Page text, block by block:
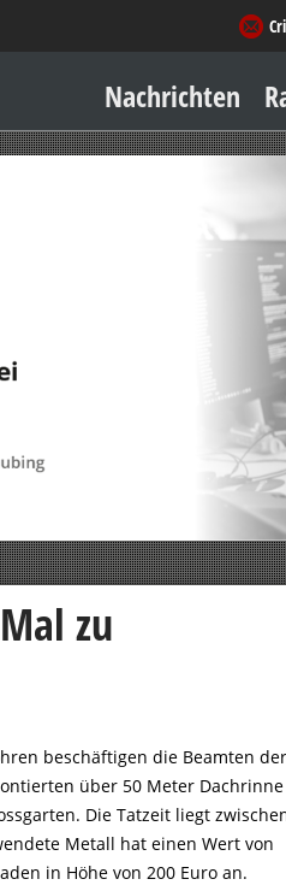
Nachrichten
zu
beschäftigen die Beamten der
über 50 Meter
Die Tatzeit liegt
Metall hat einen Wert von
in Höhe von 200 Euro an.